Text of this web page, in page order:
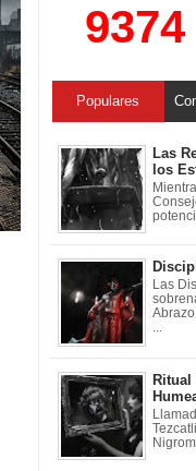
9374
Populares
Las
los
Las